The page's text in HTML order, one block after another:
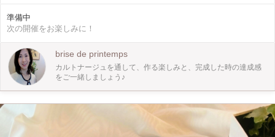
びいただきます。 ↓ ・作業手順の説明 ↓ ・製作開始 （レジュメをご用
意しておりますが、その都度詳しくお伝えします。） ※作る時間は、おおよそ
準備中
次の開催をお楽しみに！
brise de printemps
カルトナージュを通して、作る楽しみと、完成した時の達成感
をご一緒しましょう♪